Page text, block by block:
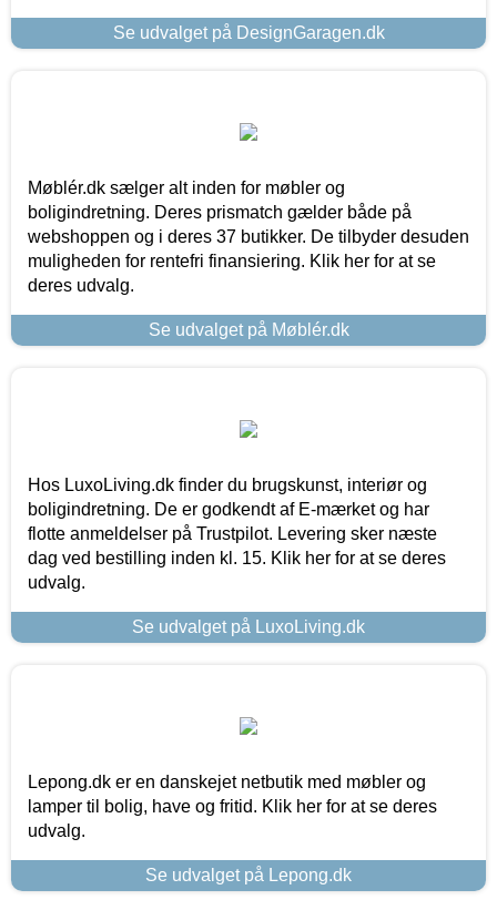
Se udvalget på DesignGaragen.dk
Møblér.dk sælger alt inden for møbler og
boligindretning. Deres prismatch gælder både på
webshoppen og i deres 37 butikker. De tilbyder desuden
muligheden for rentefri finansiering. Klik her for at se
deres udvalg.
Se udvalget på Møblér.dk
Hos LuxoLiving.dk finder du brugskunst, interiør og
boligindretning. De er godkendt af E-mærket og har
flotte anmeldelser på Trustpilot. Levering sker næste
dag ved bestilling inden kl. 15. Klik her for at se deres
udvalg.
Se udvalget på LuxoLiving.dk
Lepong.dk er en danskejet netbutik med møbler og
lamper til bolig, have og fritid. Klik her for at se deres
udvalg.
Se udvalget på Lepong.dk